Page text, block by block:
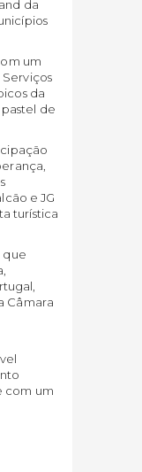
da
um
da
de
e JG
turística
que
Câmara
com um